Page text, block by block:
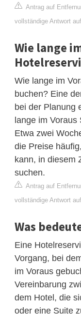
Antrag auf
vollständige Antwort
Wie lange
Wie lange im
buchen? Eine
bei der Planung
lange im Voraus
Etwa zwei
die Preise
kann, in diesem
suchen.
Antrag auf
vollständige Antwort
Was
Eine
Vorgang, bei
im Voraus
Vereinbarung
dem Hotel, die
oder eine Suite